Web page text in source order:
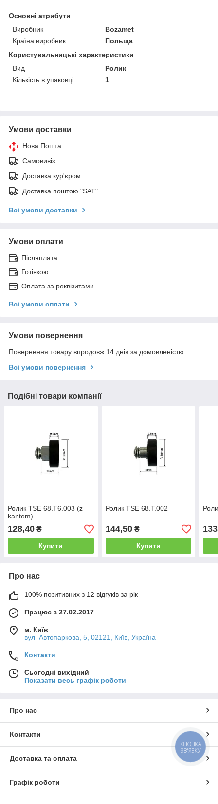
Основні атрибути
Виробник
Bozamet
Країна виробник
Польща
Користувальницькі характеристики
Вид
Ролик
Кількість в упаковці
1
Умови доставки
Нова Пошта
Самовивіз
Доставка кур'єром
Доставка поштою "SAT"
Всі умови доставки
Умови оплати
Післяплата
Готівкою
Оплата за реквізитами
Всі умови оплати
Умови повернення
Повернення товару впродовж 14 днів за домовленістю
Всі умови повернення
Подібні товари компанії
Ролик TSE 68.T6.003 (z
kantem)
128,40 ₴
Купити
Ролик TSE 68.T.002
144,50₴
Купити
Про нас
100% позитивних з 12 відгуків за рік
Працює з 27.02.2017
м. Київ
вул. Автопаркова, 5, 02121, Київ, Україна
Контакти
Сьогодні вихідний
Показати весь графік роботи
Про нас
Контакти
Доставка та оплата
Графік роботи
КНОПКА
ЗВ'ЯЗКУ